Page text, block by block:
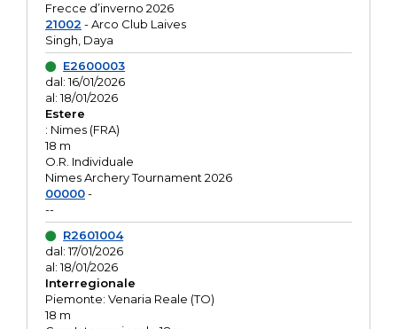
Frecce d’inverno 2026
21002 - Arco Club Laives
Singh, Daya
E2600003
dal: 16/01/2026
al: 18/01/2026
Estere
: Nimes (FRA)
18 m
O.R. Individuale
Nimes Archery Tournament 2026
00000-
--
R2601004
dal: 17/01/2026
al: 18/01/2026
Interregionale
Piemonte: Venaria Reale (TO)
18 m